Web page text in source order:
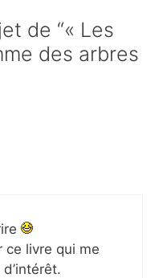
de “« Les
des arbres
ce livre qui me